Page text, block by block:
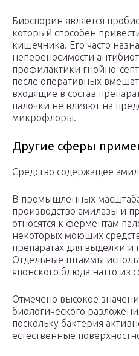
Биоспорин является
который способен
кишечника. Его часто
непереносимости
профилактики гнойно-
после оперативных
входящие в состав
палочки не влияют на
микрофлоры.
Другие сферы
Средство содержащее
В промышленных
производство амилазы и
относятся к ферментам
некоторых моющих
препаратах для выделки
Отдельные штаммы
японского блюда натто из
Отмечено высокое
биологического
поскольку бактерия
естественные